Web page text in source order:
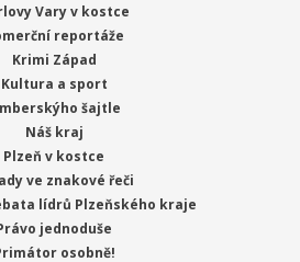
Vary v kostce
reportáže
Krimi Západ
Kultura a sport
šajtle
Náš kraj
Plzeň v kostce
ve znakové řeči
lídrů Plzeňského kraje
jednoduše
osobně!